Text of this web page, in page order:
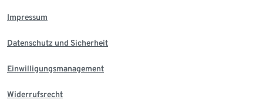
Impressum
Datenschutz und Sicherheit
Einwilligungsmanagement
Widerrufsrecht